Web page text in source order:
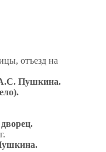
отъезд на
А.С. Пушкина.